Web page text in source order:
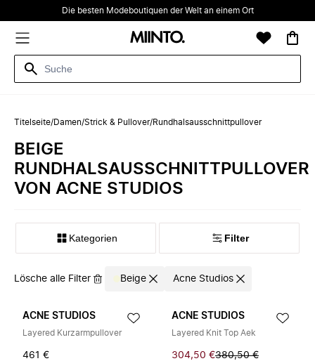
Die besten Modeboutiquen der Welt an einem Ort
Titelseite/Damen/Strick & Pullover/Rundhalsausschnittpullover
BEIGE
RUNDHALSAUSSCHNITTPULLOVER
VON ACNE STUDIOS
Kategorien Filter
Lösche alle Filter Beige Acne Studios
ACNE STUDIOS
Layered Kurzarmpullover
461 €
ACNE STUDIOS
Layered Knit Top Aek
304,50 €380,50 €